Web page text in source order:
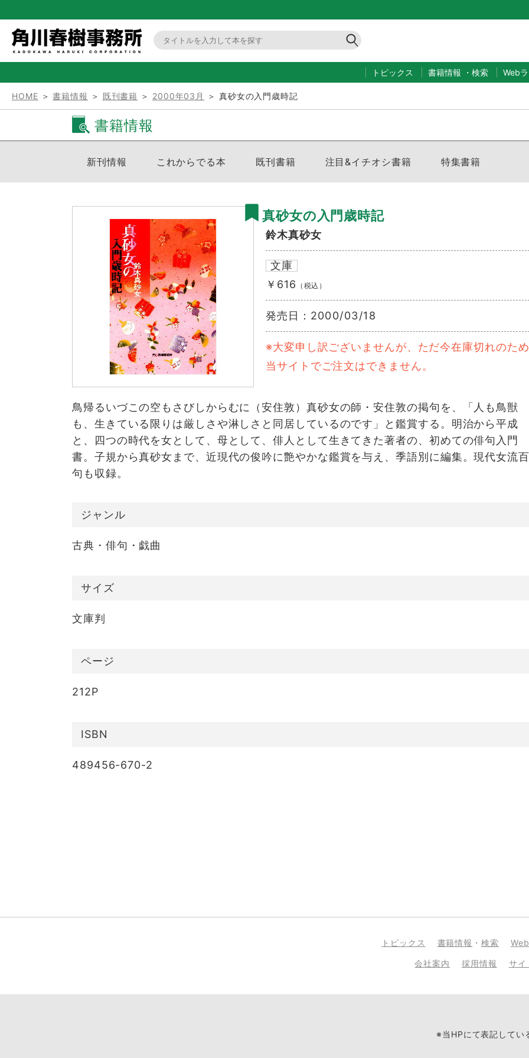
トピックス 書籍情報 ・ 検索 Web
HOME ＞書籍情報 ＞ 既刊書籍 ＞ 2000年03月 ＞ 真砂女の入門歳時記
書籍情報
新刊情報 これからでる本 既刊書籍 注目&イチオシ書籍 特集書籍
真砂女の入門歳時記
鈴木真砂女
文庫
￥616 （税込）
発売日： 2000/03/18
※大変申し訳ございませんが、ただ今在庫切れのため
当サイトでご注文はできません。
鳥帰るいづこの空もさびしからむに（安住敦）真砂女の師・安住敦の掲句を、「人も鳥獣
も、生きている限りは厳しさや淋しさと同居しているのです」と鑑賞する。明治から平成
と、四つの時代を女として、母として、俳人として生きてきた著者の、初めての俳句入門
書。子規から真砂女まで、近現代の俊吟に艶やかな鑑賞を与え、季語別に編集。現代女流百
句も収録。
ジャンル
古典・俳句・戯曲
サイズ
文庫判
ページ
212P
ISBN
489456-670-2
トピックス 書籍情報 ・検索
会社案内 採用情報 サイ
※当HPにて表記してい